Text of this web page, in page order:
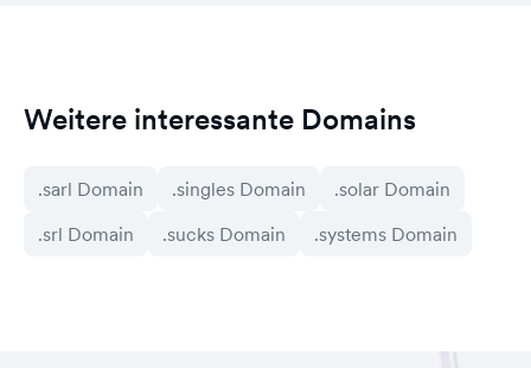
Weitere interessante Domains
.sarl Domain .singles Domain
.solar Domain
.srl Domain
.sucks Domain .systems Domain